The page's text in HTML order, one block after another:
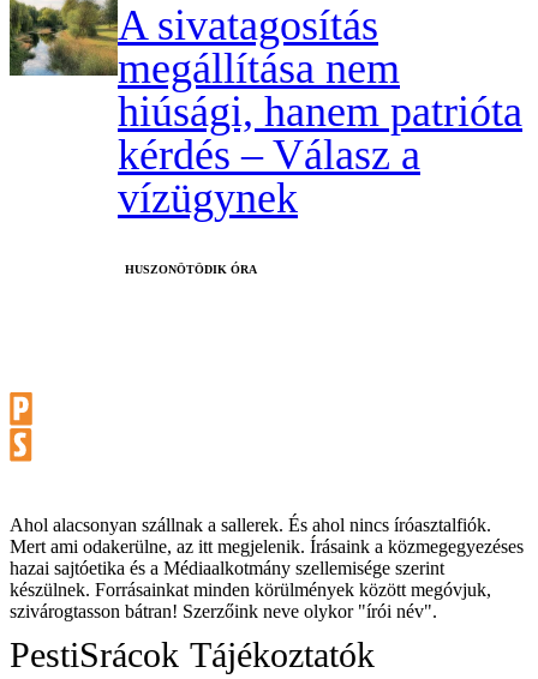
A sivatagosítás
megállítása nem
hiúsági, hanem patrióta
kérdés – Válasz a
vízügynek
HUSZONÖTÖDIK ÓRA
Ahol alacsonyan szállnak a sallerek. És ahol nincs íróasztalfiók.
Mert ami odakerülne, az itt megjelenik. Írásaink a közmegegyezéses
hazai sajtóetika és a Médiaalkotmány szellemisége szerint
készülnek. Forrásainkat minden körülmények között megóvjuk,
szivárogtasson bátran! Szerzőink neve olykor "írói név".
PestiSrácok Tájékoztatók